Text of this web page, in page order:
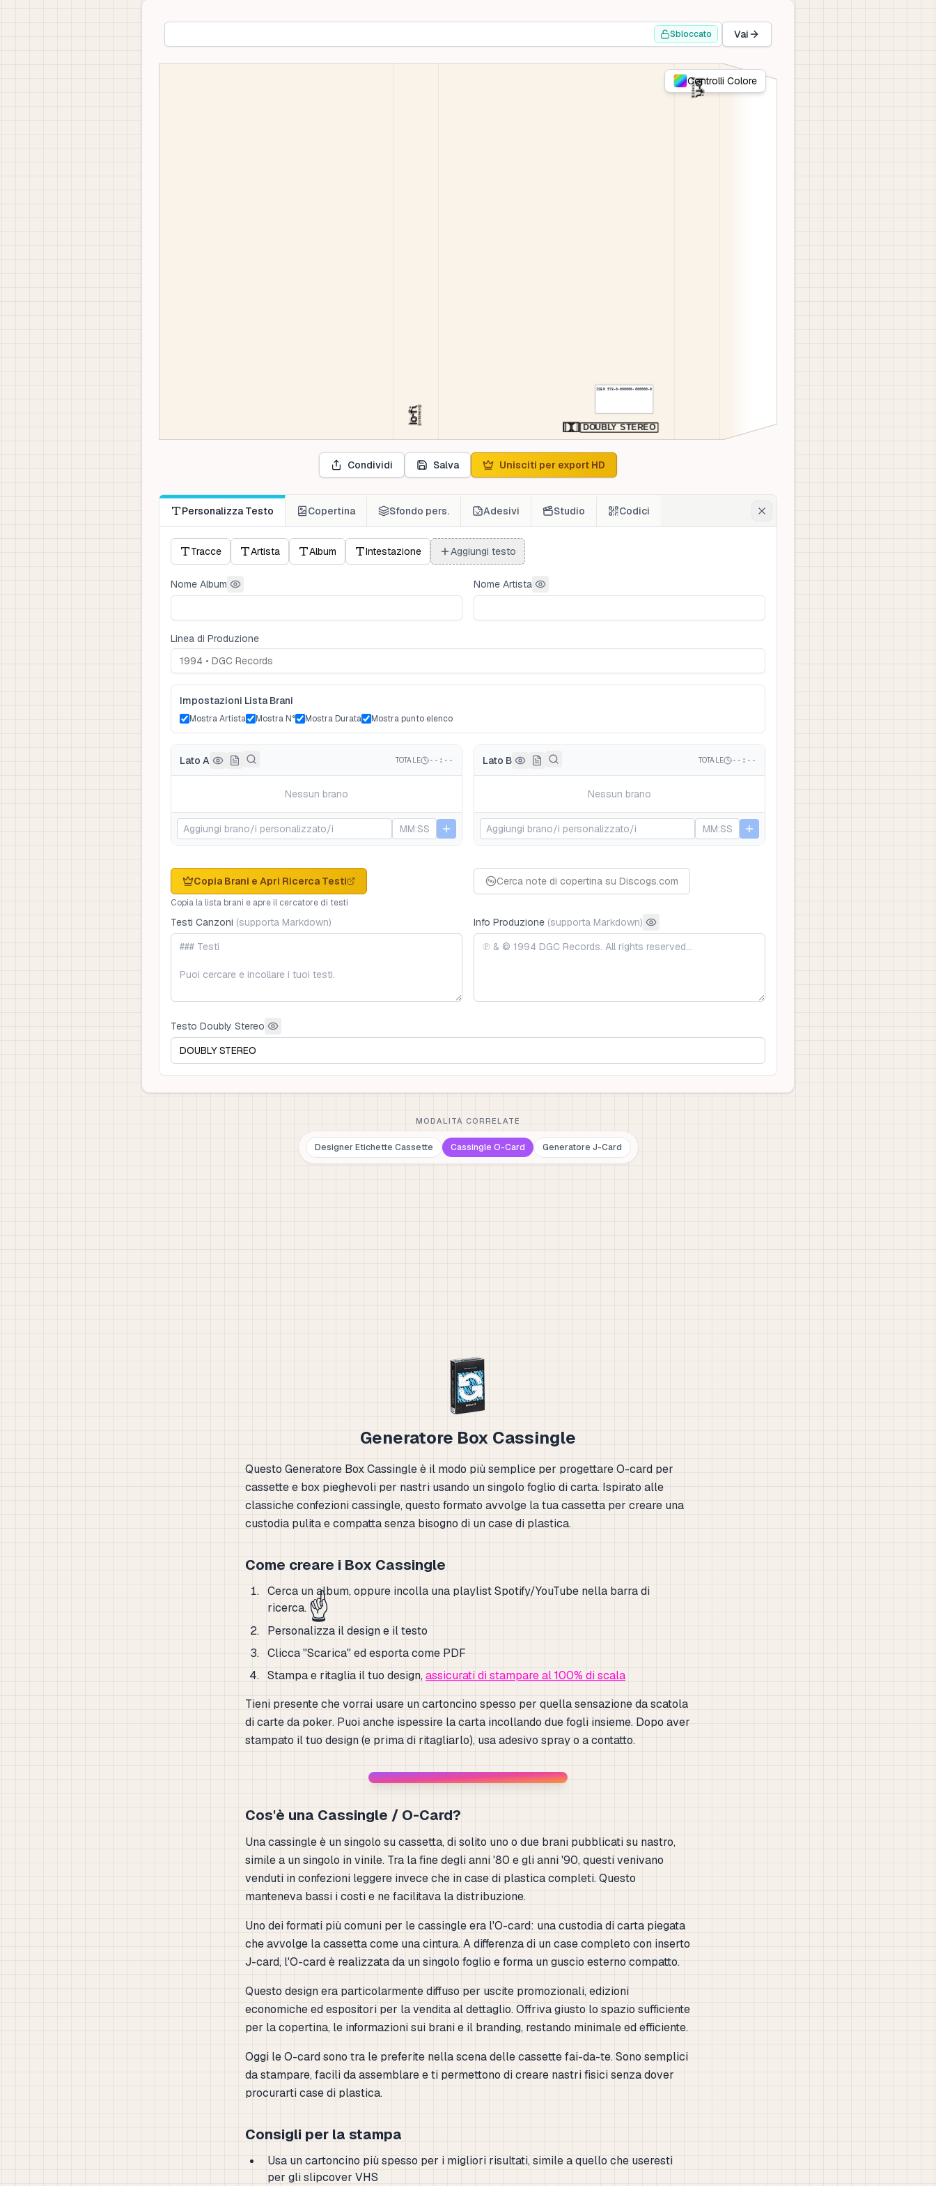
Sbloccato Vai
DOUBLY STEREO
ISBN978-0-000000-000000-0
Controlli Colore
Condividi Salva Unisciti per export HD
Personalizza Testo Copertina Sfondo pers. Adesivi Studio Codici
Tracce Artista Album Intestazione Aggiungi testo
Nome Album Nome Artista
Linea di Produzione
Impostazioni Lista Brani
Mostra Artista Mostra N° Mostra Durata Mostra punto elenco
Lato A TOTALE --:--
Nessun brano
Lato B TOTALE --:--
Nessun brano
Copia Brani e Apri Ricerca Testi
Copia la lista brani e apre il cercatore di testi
Testi Canzoni (supporta Markdown)
Cerca note di copertina su Discogs.com
Info Produzione (supporta Markdown)
Testo Doubly Stereo
MODALITÀ CORRELATE
Designer Etichette Cassette Cassingle O-Card Generatore J-Card
Generatore Box Cassingle
Questo Generatore Box Cassingle è il modo più semplice per progettare O-card per
cassette e box pieghevoli per nastri usando un singolo foglio di carta. Ispirato alle
classiche confezioni cassingle, questo formato avvolge la tua cassetta per creare una
custodia pulita e compatta senza bisogno di un case di plastica.
Come creare i Box Cassingle
Cerca un album, oppure incolla una playlist Spotify/YouTube nella barra di
ricerca. ☝️
Personalizza il design e il testo
Clicca "Scarica" ed esporta come PDF
Stampa e ritaglia il tuo design, assicurati di stampare al 100% di scala
Tieni presente che vorrai usare un cartoncino spesso per quella sensazione da scatola
di carte da poker. Puoi anche ispessire la carta incollando due fogli insieme. Dopo aver
stampato il tuo design (e prima di ritagliarlo), usa adesivo spray o a contatto.
Cos'è una Cassingle / O-Card?
Una cassingle è un singolo su cassetta, di solito uno o due brani pubblicati su nastro,
simile a un singolo in vinile. Tra la fine degli anni '80 e gli anni '90, questi venivano
venduti in confezioni leggere invece che in case di plastica completi. Questo
manteneva bassi i costi e ne facilitava la distribuzione.
Uno dei formati più comuni per le cassingle era l'O-card: una custodia di carta piegata
che avvolge la cassetta come una cintura. A differenza di un case completo con inserto
J-card, l'O-card è realizzata da un singolo foglio e forma un guscio esterno compatto.
Questo design era particolarmente diffuso per uscite promozionali, edizioni
economiche ed espositori per la vendita al dettaglio. Offriva giusto lo spazio sufficiente
per la copertina, le informazioni sui brani e il branding, restando minimale ed efficiente.
Oggi le O-card sono tra le preferite nella scena delle cassette fai-da-te. Sono semplici
da stampare, facili da assemblare e ti permettono di creare nastri fisici senza dover
procurarti case di plastica.
Consigli per la stampa
Usa un cartoncino più spesso per i migliori risultati, simile a quello che useresti
per gli slipcover VHS